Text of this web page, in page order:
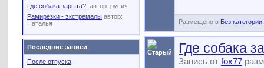
Размещено в Без категории
Где собака
Запись от fox77
Где собака зарыта?! автор: русич
Рамирезки - экстремалы автор:
Наталья
Последние записи
После отпуска